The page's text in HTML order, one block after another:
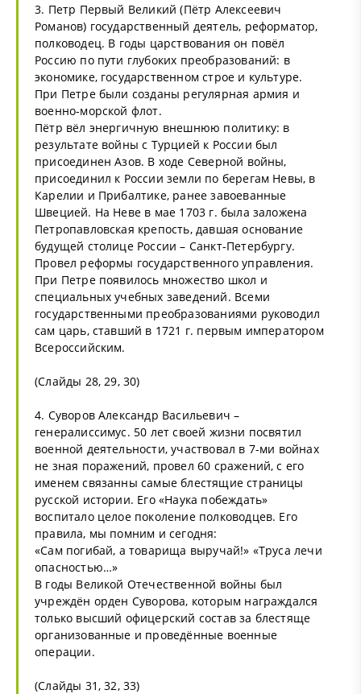
3. Петр Первый Великий (Пётр Алексеевич
Романов) государственный деятель, реформатор,
полководец. В годы царствования он повёл
Россию по пути глубоких преобразований: в
экономике, государственном строе и культуре.
При Петре были созданы регулярная армия и
военно-морской флот.
Пётр вёл энергичную внешнюю политику: в
результате войны с Турцией к России был
присоединен Азов. В ходе Северной войны,
присоединил к России земли по берегам Невы, в
Карелии и Прибалтике, ранее завоеванные
Швецией. На Неве в мае 1703 г. была заложена
Петропавловская крепость, давшая основание
будущей столице России – Санкт-Петербургу.
Провел реформы государственного управления.
При Петре появилось множество школ и
специальных учебных заведений. Всеми
государственными преобразованиями руководил
сам царь, ставший в 1721 г. первым императором
Всероссийским.
(Слайды 28, 29, 30)
4. Суворов Александр Васильевич –
генералиссимус. 50 лет своей жизни посвятил
военной деятельности, участвовал в 7-ми войнах
не зная поражений, провел 60 сражений, с его
именем связанны самые блестящие страницы
русской истории. Его «Наука побеждать»
воспитало целое поколение полководцев. Его
правила, мы помним и сегодня:
«Сам погибай, а товарища выручай!» «Труса лечи
опасностью…»
В годы Великой Отечественной войны был
учреждён орден Суворова, которым награждался
только высший офицерский состав за блестяще
организованные и проведённые военные
операции.
(Слайды 31, 32, 33)